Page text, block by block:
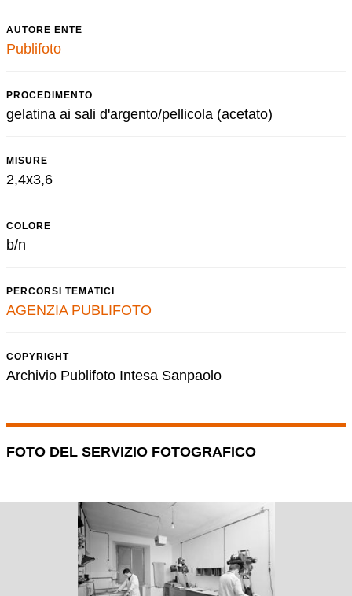
AUTORE ENTE
Publifoto
PROCEDIMENTO
gelatina ai sali d'argento/pellicola (acetato)
MISURE
2,4x3,6
COLORE
b/n
PERCORSI TEMATICI
AGENZIA PUBLIFOTO
COPYRIGHT
Archivio Publifoto Intesa Sanpaolo
FOTO DEL SERVIZIO FOTOGRAFICO